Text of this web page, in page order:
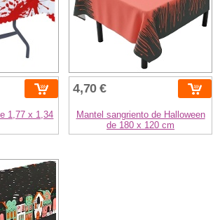
1,77 x 1,34
4,70 €
Mantel sangriento de Halloween
de 180 x 120 cm